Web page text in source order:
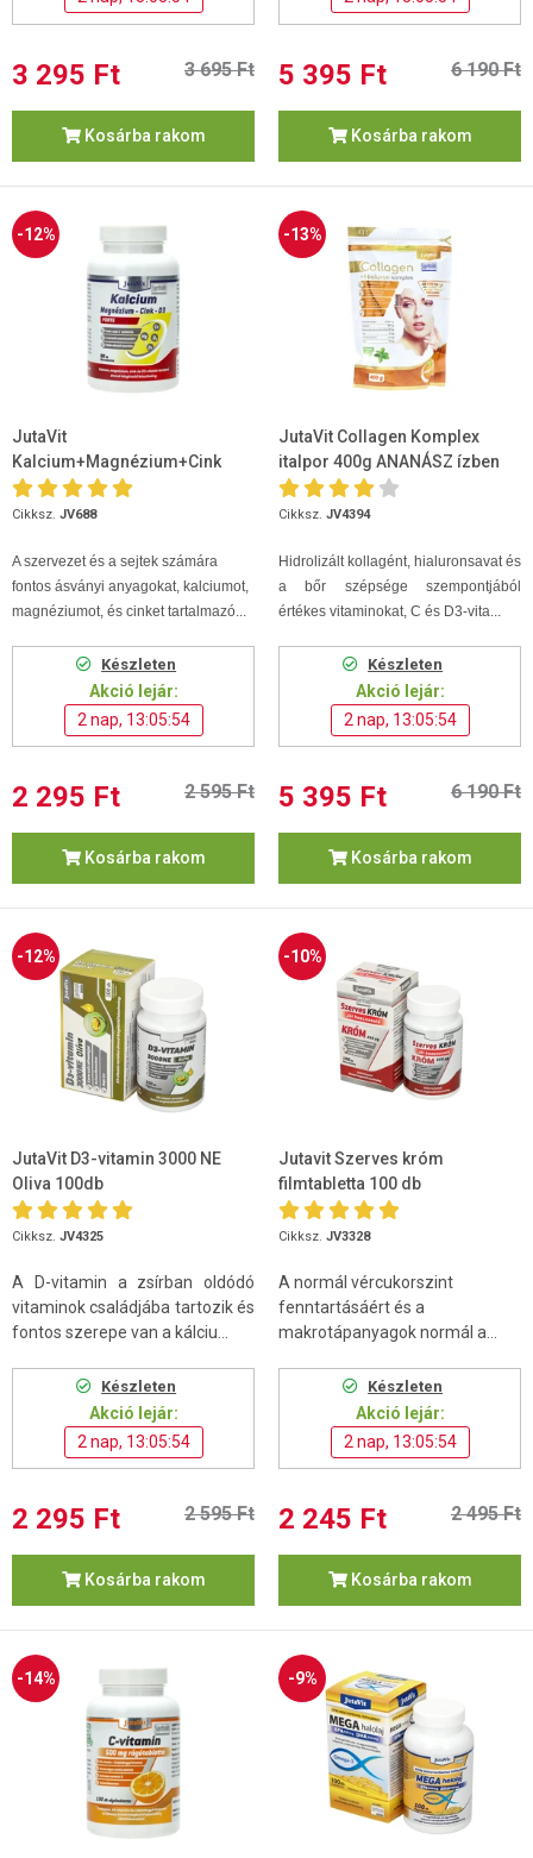
3 295 Ft 3 695 Ft
Kosárba rakom
5 395 Ft 6 190 Ft
Kosárba rakom
-12%
JutaVit
Kalcium+Magnézium+Cink
Forte 90 db
Cikksz. JV688
A szervezet és a sejtek számára
fontos ásványi anyagokat, kalciumot,
magnéziumot, és cinket tartalmazó...
Készleten
Akció lejár:
2 nap, 13:05:53
2 295 Ft 2 595 Ft
Kosárba rakom
-13%
JutaVit Collagen Komplex
italpor 400g ANANÁSZ ízben
Cikksz. JV4394
Hidrolizált kollagént, hialuronsavat és
a bőr szépsége szempontjából
értékes vitaminokat, C és D3-vita...
Készleten
Akció lejár:
2 nap, 13:05:53
5 395 Ft 6 190 Ft
Kosárba rakom
-12%
JutaVit D3-vitamin 3000 NE
Oliva 100db
Cikksz. JV4325
A D-vitamin a zsírban oldódó
vitaminok családjába tartozik és
fontos szerepe van a kálciu...
Készleten
Akció lejár:
2 nap, 13:05:53
2 295 Ft 2 595 Ft
Kosárba rakom
-10%
Jutavit Szerves króm
filmtabletta 100 db
Cikksz. JV3328
A normál vércukorszint
fenntartásáért és a
makrotápanyagok normál a...
Készleten
Akció lejár:
2 nap, 13:05:53
2 245 Ft 2 495 Ft
Kosárba rakom
-14% -9%